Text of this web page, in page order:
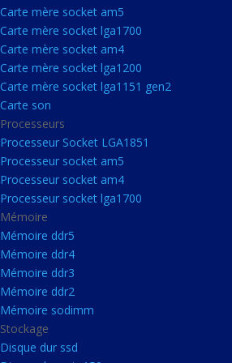
Carte Mère Socket
Carte mère socket am5
Carte mère socket
Carte mère socket am4
Carte mère socket
Carte son
Processeurs
Carte mère socket am5
Carte mère socket lga1700
Carte mère socket am4
Carte mère socket lga1200
Carte mère socket lga1151 gen2
Carte son
Processeurs
Processeur Socket LGA1851
Processeur socket am5
Processeur socket am4
Processeur socket lga1700
Mémoire
Mémoire ddr5
Mémoire ddr4
Mémoire ddr3
Mémoire ddr2
Mémoire sodimm
Stockage
Disque dur ssd